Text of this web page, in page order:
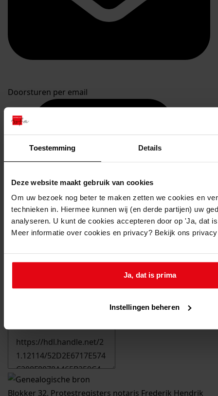
Toestemming Details
Deze website maakt gebruik van cookies
Om uw bezoek nog beter te maken zetten we cookies en
technieken in. Hiermee kunnen wij (en derde partijen) uw
analyseren. U kunt de cookies accepteren door op 'Ja, dat
Meer informatie over cookies en privacy? Bekijk ons
Ja, dat is prima
Instellingen beheren
Doorsturen per email
Blokker 32. Protestregisters notaris Frederik Hendrik